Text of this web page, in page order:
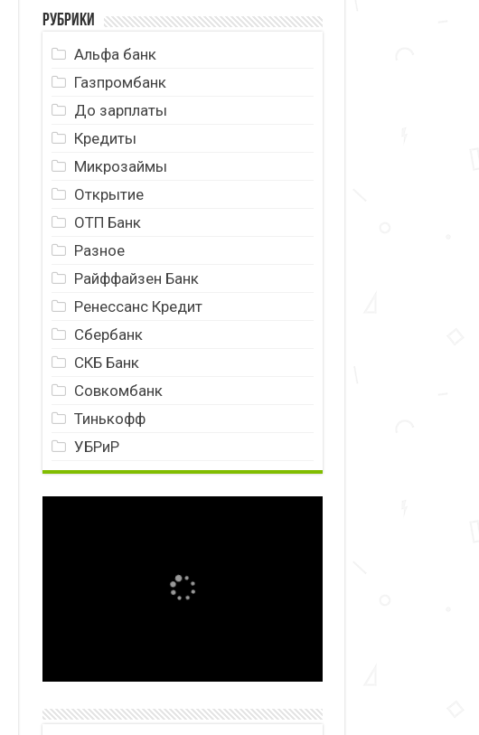
Рубрики
Альфа банк
Газпромбанк
До зарплаты
Кредиты
Микрозаймы
Открытие
ОТП Банк
Разное
Райффайзен Банк
Ренессанс Кредит
Сбербанк
СКБ Банк
Совкомбанк
Тинькофф
УБРиР